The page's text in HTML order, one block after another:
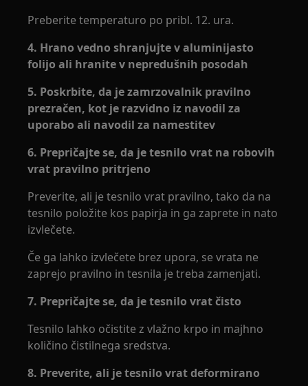
Preberite temperaturo po pribl. 12. ura.
4. Hrano vedno shranjujte v aluminijasto
folijo ali hranite v nepredušnih posodah
5. Poskrbite, da je zamrzovalnik pravilno
prezračen, kot je razvidno iz navodil za
uporabo ali navodil za namestitev
6. Prepričajte se, da je tesnilo vrat na robovih
vrat pravilno pritrjeno
Preverite, ali je tesnilo vrat pravilno, tako da na
tesnilo položite kos papirja in ga zaprete in nato
izvlečete.
Če ga lahko izvlečete brez upora, se vrata ne
zaprejo pravilno in tesnila je treba zamenjati.
7. Prepričajte se, da je tesnilo vrat čisto
Tesnilo lahko očistite z vlažno krpo in majhno
količino čistilnega sredstva.
8. Preverite, ali je tesnilo vrat deformirano